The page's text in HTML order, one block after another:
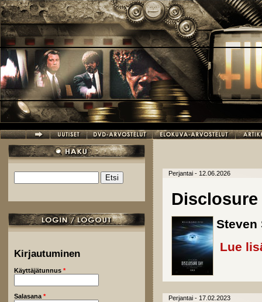
Hyppää pääsisältöön
Hakulomake
Kirjautuminen
Käyttäjätunnus *
Salasana *
Perjantai - 12.06.2026
Disclosure
Steven
Lue
Perjantai - 17.02.2023